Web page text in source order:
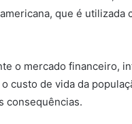
que é utilizada
o mercado financeiro,
custo de vida da
consequências.